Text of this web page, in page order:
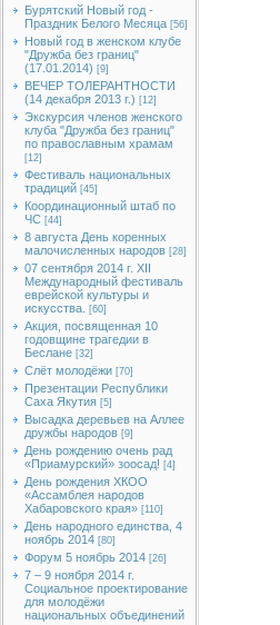
Бурятский Новый год -
Праздник Белого Месяца [56]
Новый год в женском клубе
"Дружба без границ"
(17.01.2014) [9]
ВЕЧЕР ТОЛЕРАНТНОСТИ
(14 декабря 2013 г.) [12]
Экскурсия членов женского
клуба "Дружба без границ"
по православным храмам
[12]
Фестиваль национальных
традиций [45]
Координационный штаб по
ЧС [44]
8 августа День коренных
малочисленных народов [28]
07 сентября 2014 г. XII
Международный фестиваль
еврейской культуры и
искусства.
[60]
Акция, посвященная 10
годовщине трагедии в
Беслане [32]
Слёт молодёжи [70]
Презентации Республики
Саха Якутия [5]
Высадка деревьев на Аллее
дружбы народов [9]
День рождению очень рад
«Приамурский» зоосад! [4]
День рождения ХКОО
«Ассамблея народов
Хабаровского края» [110]
День народного единства, 4
ноябрь 2014 [80]
Форум 5 ноябрь 2014 [26]
7 – 9 ноября 2014 г.
Социальное проектирование
для молодёжи
национальных объединений